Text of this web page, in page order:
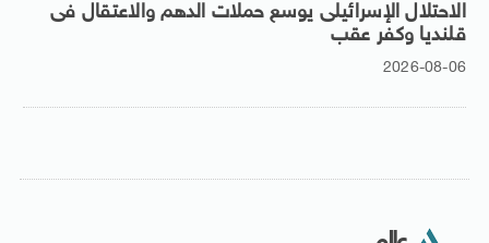
الاحتلال الإسرائيلى يوسع حملات الدهم والاعتقال فى
قلنديا وكفر عقب
2026-08-06